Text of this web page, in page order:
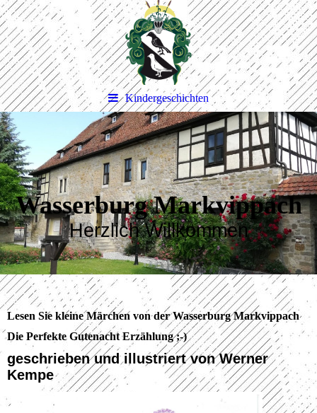
Kindergeschichten
Wasserburg Markvippach
Herzlich Willkommen
Lesen Sie kleine Märchen von der Wasserburg Markvippach
Die Perfekte Gutenacht Erzählung ;-)
geschrieben und illustriert von Werner
Kempe